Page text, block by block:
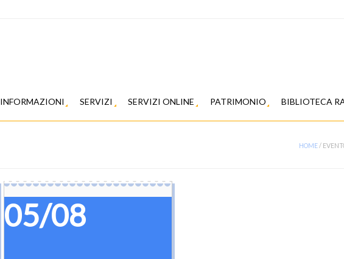
INFORMAZIONI SERVIZI SERVIZI ONLINE PATRIMONIO BIBLIOTECA
HOME/
05/08